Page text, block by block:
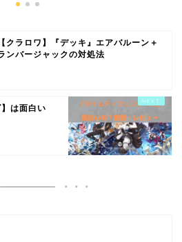
【クラロワ】『デッキ』エアバルーン＋
ンバージャックの対処法
は面白い